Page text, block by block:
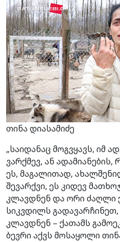
თინა დიასამიძე
„საიდანაც მოგვყავს, იმ
ვარქმევ, ან
ეს, მაგალითად,
შევარქვი, ეს კიდევ
კლავდნენ და ორი ძაღლი
სიკვდილს გადავარჩინეთ,
კლავდნენ – ქათამს
ბევრი აქვს მოსაყოლი